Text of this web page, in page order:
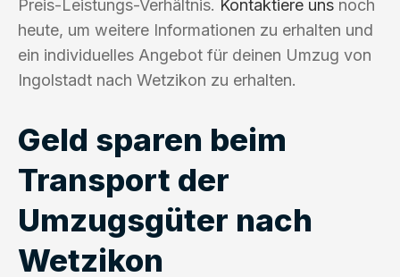
Preis-Leistungs-Verhältnis. Kontaktiere uns noch
heute, um weitere Informationen zu erhalten und
ein individuelles Angebot für deinen Umzug von
Ingolstadt nach Wetzikon zu erhalten.
Geld sparen beim
Transport der
Umzugsgüter nach
Wetzikon